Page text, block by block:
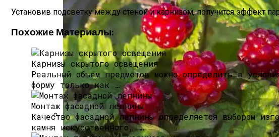
Что Делать, Если Документы На Недвижимость
Установив подсветку между стеной и карнизом, получится эффект
Похожие Материалы:
Карнизы скрытого освещения
Реальный объем предметов можно определить в
форму только как …
Монтаж фасадной лепнины
Качество фасадной лепнины определяется выбором
камня искусственного, …